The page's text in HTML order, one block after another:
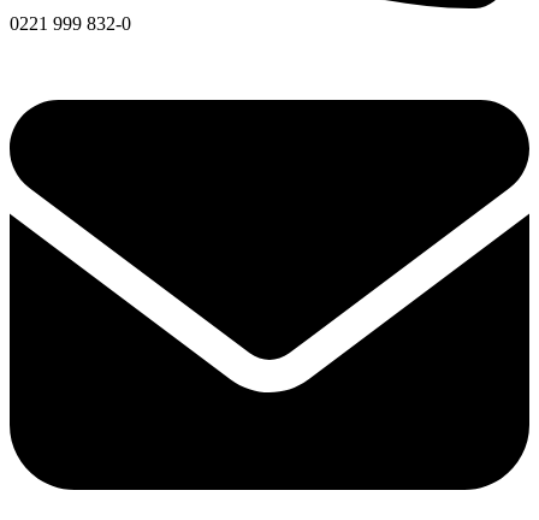
0221 999 832-0